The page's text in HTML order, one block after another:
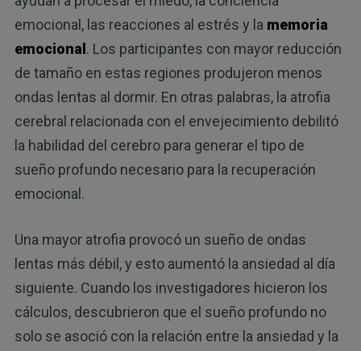
emocional, las reacciones al estrés y la memoria
emocional . Los participantes con mayor reducción
de tamaño en estas regiones produjeron menos
ondas lentas al dormir. En otras palabras, la atrofia
cerebral relacionada con el envejecimiento debilitó
la habilidad del cerebro para generar el tipo de
sueño profundo necesario para la recuperación
emocional.
Una mayor atrofia provocó un sueño de ondas
lentas más débil, y esto aumentó la ansiedad al día
siguiente. Cuando los investigadores hicieron los
cálculos, descubrieron que el sueño profundo no
solo se asoció con la relación entre la ansiedad y la